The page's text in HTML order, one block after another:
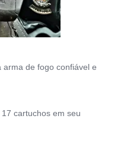
arma de fogo confiável e
cartuchos em seu